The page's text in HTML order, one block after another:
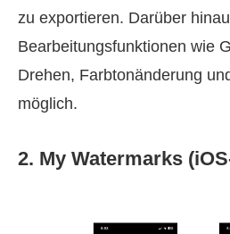
zu exportieren. Darüber
Bearbeitungsfunktionen wie
Drehen, Farbtonänderung
möglich.
2. My Watermarks